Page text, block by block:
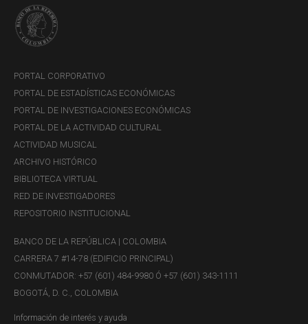
PORTAL CORPORATIVO
PORTAL DE ESTADÍSTICAS ECONÓMICAS
PORTAL DE INVESTIGACIONES ECONÓMICAS
PORTAL DE LA ACTIVIDAD CULTURAL
ACTIVIDAD MUSICAL
ARCHIVO HISTÓRICO
BIBLIOTECA VIRTUAL
RED DE INVESTIGADORES
REPOSITORIO INSTITUCIONAL
BANCO DE LA REPÚBLICA | COLOMBIA
CARRERA 7 #14-78 (EDIFICIO PRINCIPAL)
CONMUTADOR: +57 (601) 484-9980 Ó +57 (601) 343-1111
BOGOTÁ, D. C., COLOMBIA
Información de interés y ayuda